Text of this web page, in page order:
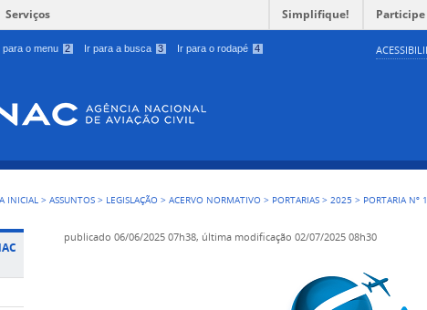
para o menu 2 Ir para a busca 3 Ir para o rodapé 4
Serviços Simplifique! Participe
INICIAL >ASSUNTOS > LEGISLAÇÃO >ACERVO NORMATIVO > PORTARIAS >2025 > PORTARIA
publicado 06/06/2025 07h38, última modificação 02/07/2025 08h30